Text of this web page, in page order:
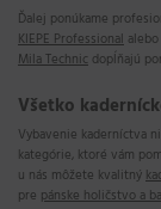
Ďalej ponúkame
KIEPE Professional alebo
Mila Technic dopĺňajú
Všetko
Vybavenie kaderníctva
kategórie, ktoré vám
u nás môžete kvalitný
pre pánske holičstvo a